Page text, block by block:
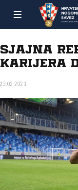
Sjajna
karijera
23.02.2023.